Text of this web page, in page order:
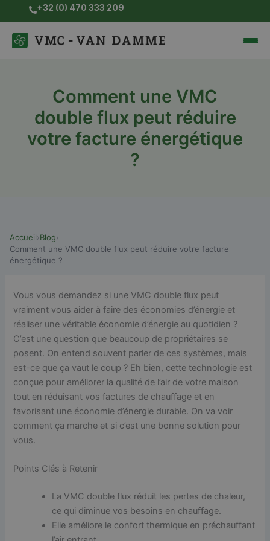
to
content
+32 (0) 470 333 209
Comment une VMC
double flux peut réduire
votre facture énergétique
?
Accueil›Blog›
Comment une VMC double flux peut réduire votre facture
énergétique ?
Vous vous demandez si une VMC double flux peut
vraiment vous aider à faire des économies d’énergie et
réaliser une véritable économie d’énergie au quotidien ?
C’est une question que beaucoup de propriétaires se
posent. On entend souvent parler de ces systèmes, mais
est-ce que ça vaut le coup ? Eh bien, cette technologie est
conçue pour améliorer la qualité de l’air de votre maison
tout en réduisant vos factures de chauffage et en
favorisant une économie d’énergie durable. On va voir
comment ça marche et si c’est une bonne solution pour
vous.
Points Clés à Retenir
La VMC double flux réduit les pertes de chaleur,
ce qui diminue vos besoins en chauffage.
Elle améliore le confort thermique en préchauffant